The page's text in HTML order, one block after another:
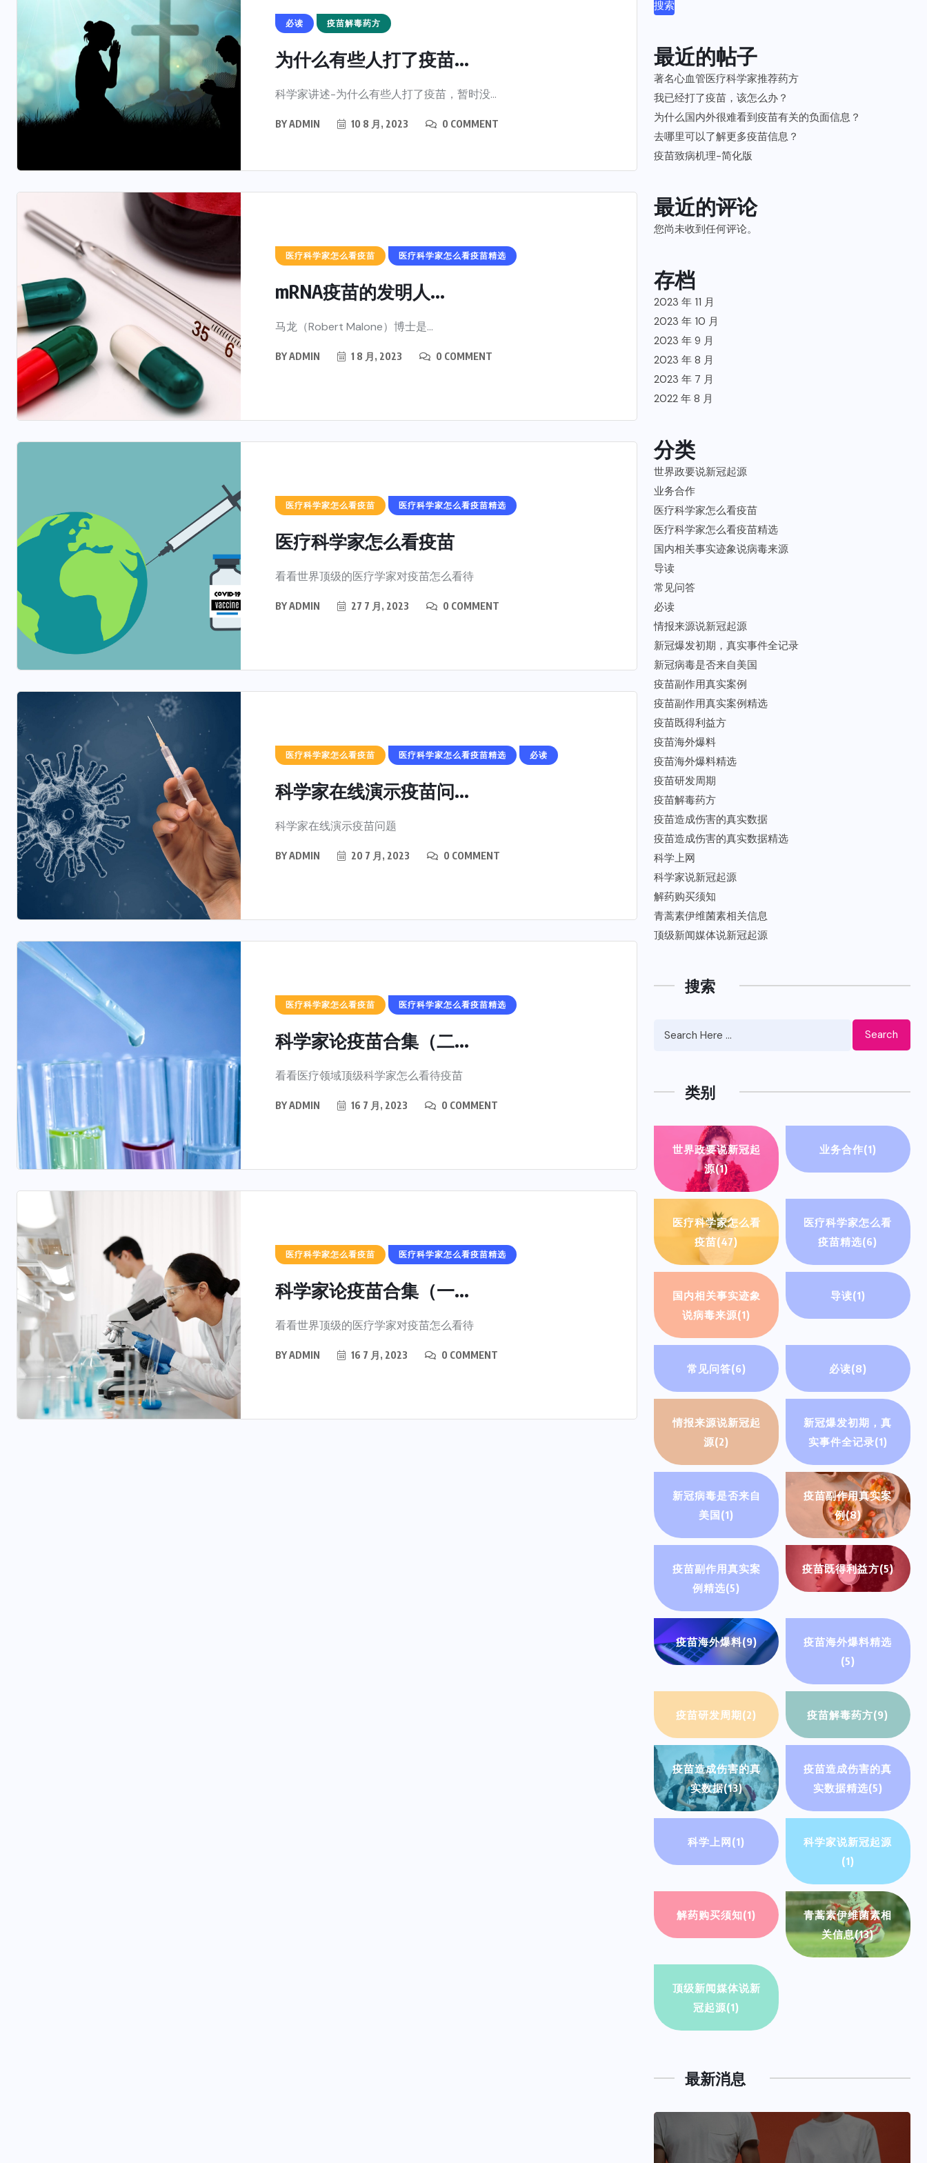
必读 疫苗解毒药方
为什么有些人打了疫苗...
科学家讲述-为什么有些人打了疫苗，暂时没...
BYADMIN 10 8 月, 2023 0 COMMENT
医疗科学家怎么看疫苗 医疗科学家怎么看疫苗精选
mRNA疫苗的发明人...
马龙（Robert Malone）博士是...
BYADMIN 1 8 月, 2023 0 COMMENT
医疗科学家怎么看疫苗 医疗科学家怎么看疫苗精选
医疗科学家怎么看疫苗
看看世界顶级的医疗学家对疫苗怎么看待
BYADMIN 27 7 月, 2023 0 COMMENT
医疗科学家怎么看疫苗 医疗科学家怎么看疫苗精选 必读
科学家在线演示疫苗问...
科学家在线演示疫苗问题
BYADMIN 20 7 月, 2023 0 COMMENT
医疗科学家怎么看疫苗 医疗科学家怎么看疫苗精选
科学家论疫苗合集（二...
看看医疗领域顶级科学家怎么看待疫苗
BYADMIN 16 7 月, 2023 0 COMMENT
医疗科学家怎么看疫苗 医疗科学家怎么看疫苗精选
科学家论疫苗合集（一...
看看世界顶级的医疗学家对疫苗怎么看待
BYADMIN 16 7 月, 2023 0 COMMENT
搜索
最近的帖子
著名心血管医疗科学家推荐药方
我已经打了疫苗，该怎么办？
为什么国内外很难看到疫苗有关的负面信息？
去哪里可以了解更多疫苗信息？
疫苗致病机理-简化版
最近的评论
您尚未收到任何评论。
存档
2023 年 11 月
2023 年 10 月
2023 年 9 月
2023 年 8 月
2023 年 7 月
2022 年 8 月
分类
世界政要说新冠起源
业务合作
医疗科学家怎么看疫苗
医疗科学家怎么看疫苗精选
国内相关事实迹象说病毒来源
导读
常见问答
必读
情报来源说新冠起源
新冠爆发初期，真实事件全记录
新冠病毒是否来自美国
疫苗副作用真实案例
疫苗副作用真实案例精选
疫苗既得利益方
疫苗海外爆料
疫苗海外爆料精选
疫苗研发周期
疫苗解毒药方
疫苗造成伤害的真实数据
疫苗造成伤害的真实数据精选
科学上网
科学家说新冠起源
解药购买须知
青蒿素伊维菌素相关信息
顶级新闻媒体说新冠起源
搜索
Search
类别
世界政要说新冠起
源(1)
业务合作(1)
医疗科学家怎么看
疫苗(47)
医疗科学家怎么看
疫苗精选(6)
国内相关事实迹象
说病毒来源(1)
导读(1)
常见问答(6) 必读(8)
情报来源说新冠起
源(2)
新冠爆发初期，真
实事件全记录(1)
新冠病毒是否来自
美国(1)
疫苗副作用真实案
例(8)
疫苗副作用真实案
例精选(5)
疫苗既得利益方(5)
疫苗海外爆料(9)
疫苗海外爆料精选
(5)
疫苗研发周期(2) 疫苗解毒药方(9)
疫苗造成伤害的真
实数据(13)
疫苗造成伤害的真
实数据精选(5)
科学上网(1)
科学家说新冠起源
(1)
解药购买须知(1)
青蒿素伊维菌素相
关信息(13)
顶级新闻媒体说新
冠起源(1)
最新消息